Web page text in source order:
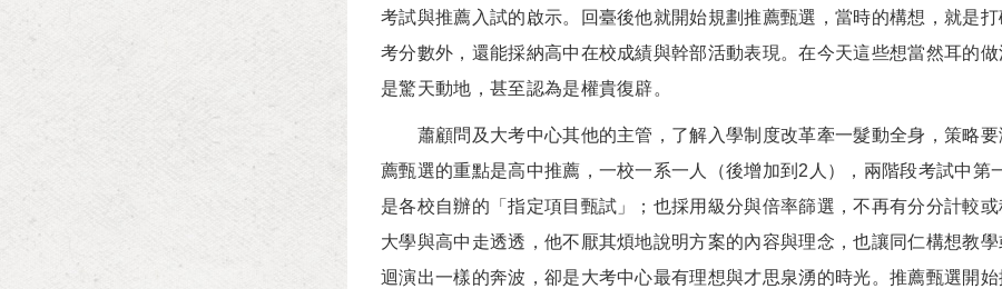
考試與推薦入試的啟示。回臺後他就開始規劃推薦甄選，當時的構想，就是
考分數外，還能採納高中在校成績與幹部活動表現。在今天這些想當然耳的
是驚天動地，甚至認為是權貴復辟。
蕭顧問及大考中心其他的主管，了解入學制度改革牽一髮動全身，策略要
薦甄選的重點是高中推薦，一校一系一人（後增加到2人），兩階段考試中
是各校自辦的「指定項目甄試」；也採用級分與倍率篩選，不再有分分計較
大學與高中走透透，他不厭其煩地說明方案的內容與理念，也讓同仁構想教
迴演出一樣的奔波，卻是大考中心最有理想與才思泉湧的時光。推薦甄選開